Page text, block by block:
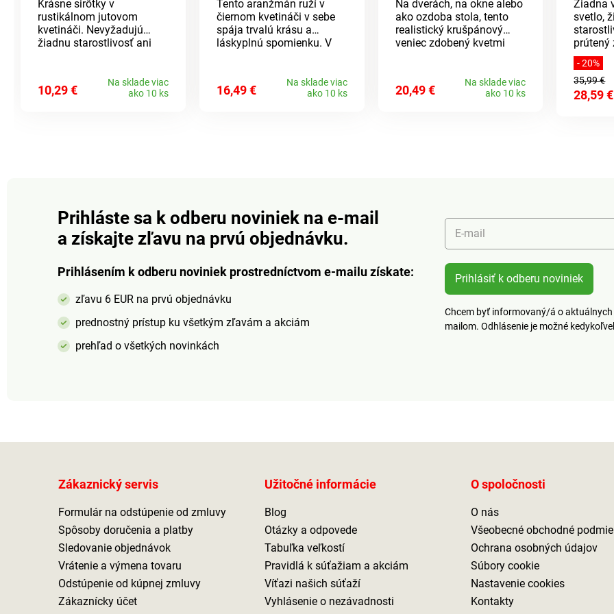
Krásne sirôtky v
rustikálnom jutovom
kvetináči. Nevyžadujú
žiadnu starostlivosť ani
Šetrí prírodu. Eldo.
10,29 €
Na sklade viac
ako 10 ks
Tento aranžmán ruží v
čiernom kvetináči v sebe
spája trvalú krásu a
láskyplnú spomienku. V
počasiu a nenáročné na
údržbu.
16,49 €
Na sklade viac
ako 10 ks
Na dverách, na okne alebo
ako ozdoba stola, tento
realistický krušpánový
veniec zdobený kvetmi
20,49 €
Na sklade viac
ako 10 ks
Žiadna
svetlo,
prútený
Vás
plnom
kútoch.
- 20%
35,99 €
28,59 €
Prihláste sa k odberu noviniek na e-mail
a získajte zľavu na prvú objednávku.
Prihlásením k odberu noviniek prostredníctvom e-mailu získate:
zľavu 6 EUR na prvú objednávku
prednostný prístup ku všetkým zľavám a akciám
prehľad o všetkých novinkách
E-mail
Prihlásiť k odberu noviniek
Chcem byť informovaný/á o
mailom. Odhlásenie je možné
Zákaznický servis
Formulár na odstúpenie od zmluvy
Spôsoby doručenia a platby
Sledovanie objednávok
Vrátenie a výmena tovaru
Odstúpenie od kúpnej zmluvy
Zákaznícky účet
Užitočné informácie
Blog
Otázky a odpovede
Tabuľka veľkostí
Pravidlá k súťažiam a akciám
Víťazi našich súťaží
Vyhlásenie o nezávadnosti
O spoločnosti
O nás
Všeobecné obchodné
Ochrana osobných údajov
Súbory cookie
Nastavenie cookies
Kontakty